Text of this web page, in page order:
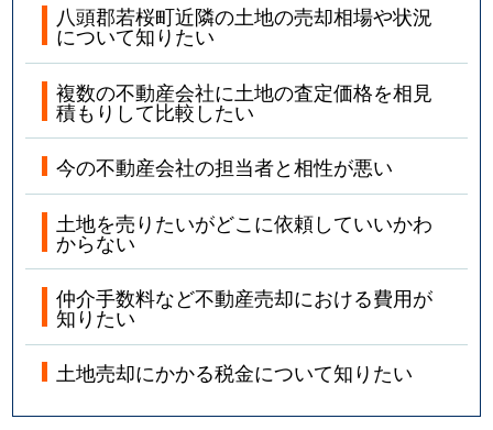
八頭郡若桜町近隣の土地の売却相場や状況
について知りたい
複数の不動産会社に土地の査定価格を相見
積もりして比較したい
今の不動産会社の担当者と相性が悪い
土地を売りたいがどこに依頼していいかわ
からない
仲介手数料など不動産売却における費用が
知りたい
土地売却にかかる税金について知りたい